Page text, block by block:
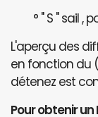
° " S " sail ,
L'aperçu des
en fonction du
détenez est
Pour obtenir un